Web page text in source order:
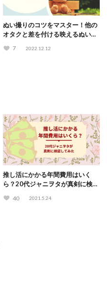
ぬい撮りのコツをマスター！他の
オタクと差を付ける映えるぬい撮
7 2022.12.12
推し活にかかる年間費用はいく
ら？20代ジャニヲタが真剣に検証
40 2021.5.24